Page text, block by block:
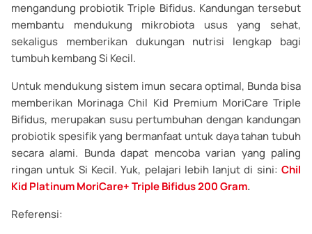
mengandung probiotik Triple Bifidus. Kandungan tersebut
membantu mendukung mikrobiota usus yang sehat,
sekaligus memberikan dukungan nutrisi lengkap bagi
tumbuh kembang Si Kecil.
Untuk mendukung sistem imun secara optimal, Bunda bisa
memberikan Morinaga Chil Kid Premium MoriCare Triple
Bifidus, merupakan susu pertumbuhan dengan kandungan
probiotik spesifik yang bermanfaat untuk daya tahan tubuh
secara alami. Bunda dapat mencoba varian yang paling
ringan untuk Si Kecil. Yuk, pelajari lebih lanjut di sini: Chil
Kid Platinum MoriCare+ Triple Bifidus 200 Gram.
Referensi: